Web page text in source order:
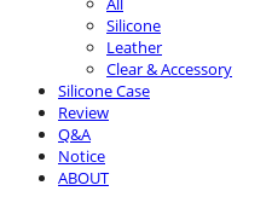
Silicone
Leather
Clear & Accessory
Silicone Case
Review
Q&A
Notice
ABOUT